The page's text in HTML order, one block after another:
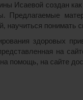
Исаевой создан
Предлагаемые
научиться понимать
здоровых
на
помощь, на сайте